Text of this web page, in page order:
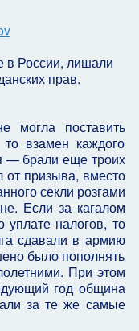
в России, лишали
прав.
могла поставить
то взамен каждого
— брали еще троих
от призыва, вместо
секли розгами
Если за кагалом
уплате налогов, то
сдавали в армию
было пополнять
При этом
год община
за те же самые